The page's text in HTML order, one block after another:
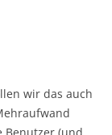
wir das auch